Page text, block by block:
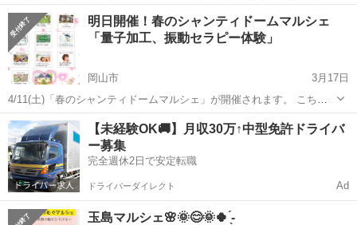
50円〜のお得な商品もたくさん用意しています！ 小さなお子さま連れ
でも楽しめる内容になっています👶💓 ぜひお気軽にお立ち寄りくださ
い！ ※雨天の場合は...
岡山 岡山市 備前片岡駅 フリーマーケット
明日開催！春のシャンティドームマルシェ
「量子加工、振動セラピー体験」
岡山市
3月17日
4/11(土)「春のシャンティドームマルシェ」が開催されます。 こちら
に私を含め10名の出店者が素敵なドーム型の建物「シャンティドー
ム」でお出迎えします。 ヒーリング、リラクゼーション、占い、雑貨
販売などの出...
岡山 岡山市 フリーマーケット 会場
【未経験OK🚚】月収30万↑中型免許ドライバ
ー募集
完全週休2日で安定転職
ドライバーダイレクト Ad
玉島マルシェ🌸🌞😊🌞🍀︎ ̖́-